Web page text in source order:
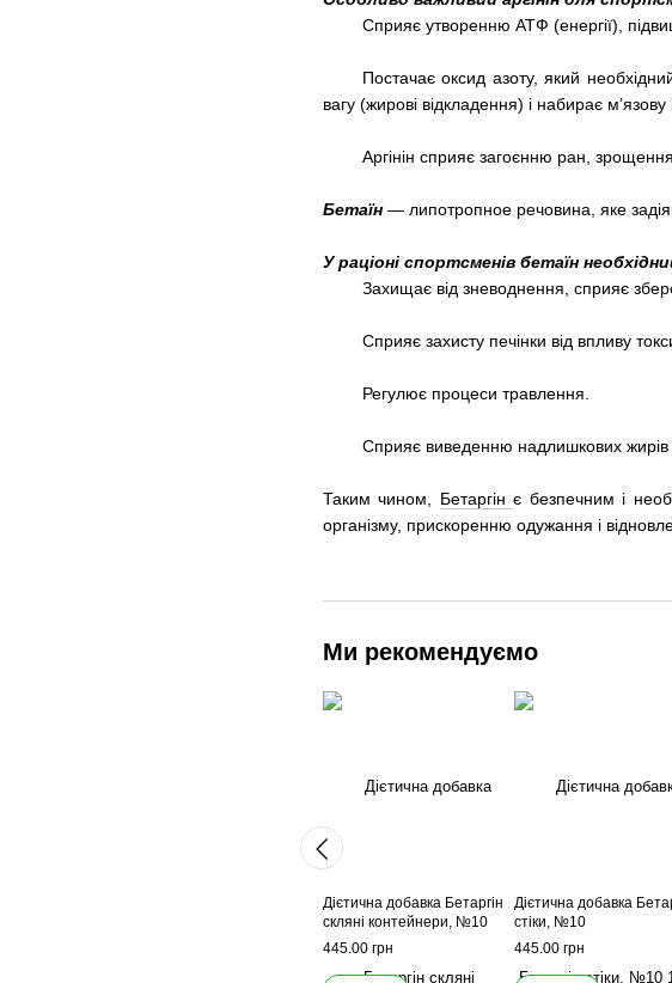
Cприяє утворенню АТФ (енергії),
Постачає оксид азоту, який
вагу (жирові відкладення) і набирає
Аргінін сприяє загоєнню ран,
Бетаїн — липотропное речовина, яке
У раціоні спортсменів бетаїн
Захищає від зневоднення, сприяє
Сприяє захисту печінки від впливу
Регулює процеси травлення.
Сприяє виведенню надлишкових жирів
Таким чином, Бетаргінє безпечним і
організму, прискоренню одужання і
Ми рекомендуємо
Дієтична добавка Бетаргін
скляні контейнери, №10
445.00 грн
Дієтична добавка
стіки, №10
445.00 грн